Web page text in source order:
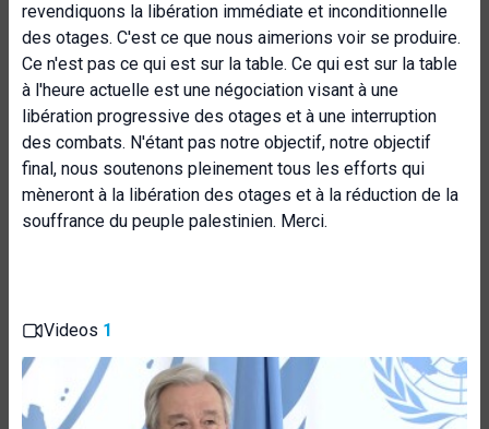
revendiquons la libération immédiate et inconditionnelle
des otages. C'est ce que nous aimerions voir se produire.
Ce n'est pas ce qui est sur la table. Ce qui est sur la table
à l'heure actuelle est une négociation visant à une
libération progressive des otages et à une interruption
des combats. N'étant pas notre objectif, notre objectif
final, nous soutenons pleinement tous les efforts qui
mèneront à la libération des otages et à la réduction de la
souffrance du peuple palestinien. Merci.
Videos 1